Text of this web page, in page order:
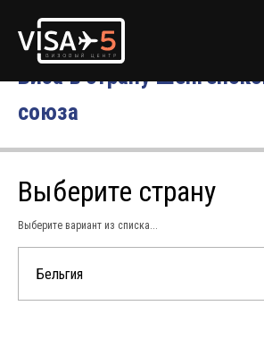
Виза в страну
союза
Выберите страну
Выберите вариант из списка...